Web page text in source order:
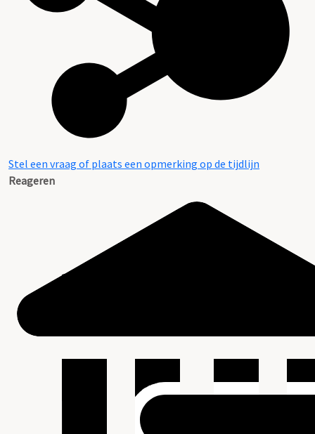
Stel een vraag of plaats een opmerking op de tijdlijn
Reageren